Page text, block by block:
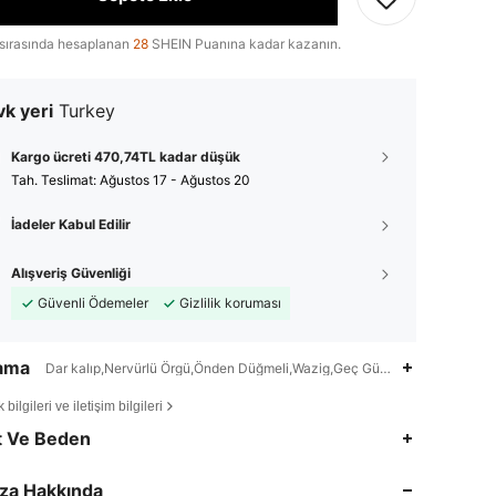
hesaplanan 28 SHEIN Puanına kadar kazanın.
yeri Turkey
Kargo ücreti 470,74TL kadar düşük
Tah. Teslimat: Ağustos 17 - Ağustos 20
İadeler Kabul Edilir
Alışveriş Güvenliği
Güvenli Ödemeler
Gizlilik koruması
Dar kalıp,Nervürlü Örgü,Önden Düğmeli,Wazig,Geç Güz (10-17°C/50-63)
bilgileri ve iletişim bilgileri
Ve Beden
Hakkında
4,78
4,78